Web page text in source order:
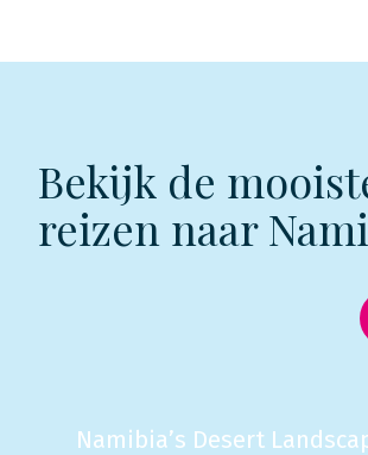
Bekijk de
reizen naar
Namibia’s Desert